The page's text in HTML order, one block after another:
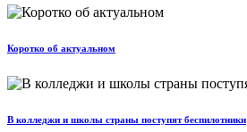
Коротко об актуальном
В колледжи и школы страны поступят беспилотники